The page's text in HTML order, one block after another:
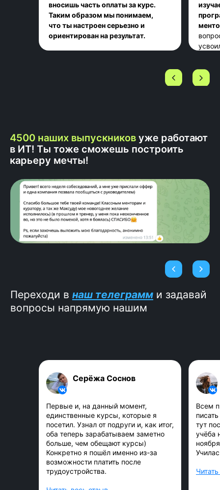
вносишь часть оплаты за курс.
Таким образом мы понимаем,
что ты настроен серьезно и
ориентирован на результат.
4500 наших выпускников уже работают
в ИТ! Ты тоже сможешь построить
карьеру мечты!
Серёжа Соснов
Первые и, на данный момент,
единственные курсы, которые я
посетил. Узнал от подруги и, как итог,
оба теперь зарабатываем заметно
больше, чем обещают курсы)
Конкретно я пошёл именно из-за
возможности платить после
трудоустройства.
Всем
тут
учёба
Мероприятия для студентов и
выпускников
Все студенты Kata Academy
cтановятся частью нашего
Карьерные консультанты с
опытом более 3-х лет вИТ-
консалтинге и ИТ-рекрутинге
трудоустраиваем наших студентов
каждый день, у нас самая свежая
информация о потребностях рынка.
С трудоустройством тебе поможет
карьерный консультант, который